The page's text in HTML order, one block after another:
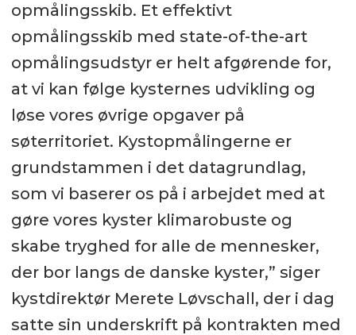
opmålingsskib. Et effektivt
opmålingsskib med state-of-the-art
opmålingsudstyr er helt afgørende for,
at vi kan følge kysternes udvikling og
løse vores øvrige opgaver på
søterritoriet. Kystopmålingerne er
grundstammen i det datagrundlag,
som vi baserer os på i arbejdet med at
gøre vores kyster klimarobuste og
skabe tryghed for alle de mennesker,
der bor langs de danske kyster,” siger
kystdirektør Merete Løvschall, der i dag
satte sin underskrift på kontrakten med